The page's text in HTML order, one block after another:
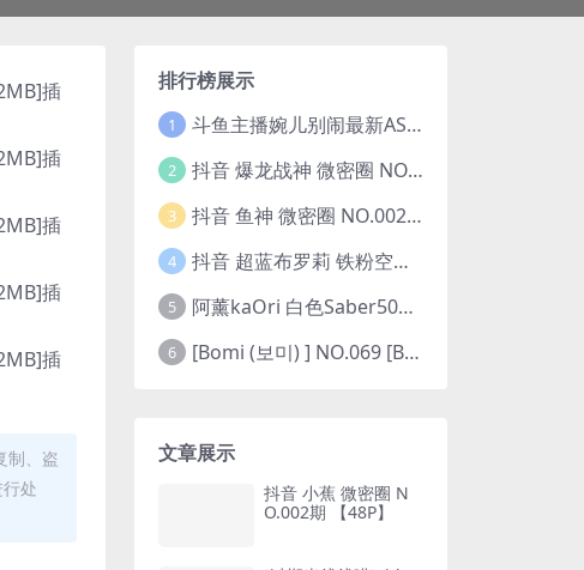
制、盗
处
排行榜展示
1 斗鱼主播婉儿别闹最新ASMR钻石办卡火箭开箱视频+音频合集-47个资源打包下载 [39V-10.1GB]
2 抖音 爆龙战神 微密圈 NO.006期 【5P13V】最新至：2023.6.7(暴龙神和战龙皇)
3 抖音 鱼神 微密圈 NO.002期 【44P】(抖音鱼神微密猫)
4 抖音 超蓝布罗莉 铁粉空间 NO.002期 【45P5V】(抖音超蓝布罗利是真的吗)
5 阿薰kaOri 白色Saber50图(阿熏的歌)
6 [Bomi (보미) ] NO.069 [Bimilstory] Vol.19 See-through lingerie
文章展示
抖音 小蕉 微密圈 N
O.002期 【48P】